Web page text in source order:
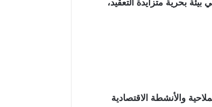
والأنشطة الاقتصادية